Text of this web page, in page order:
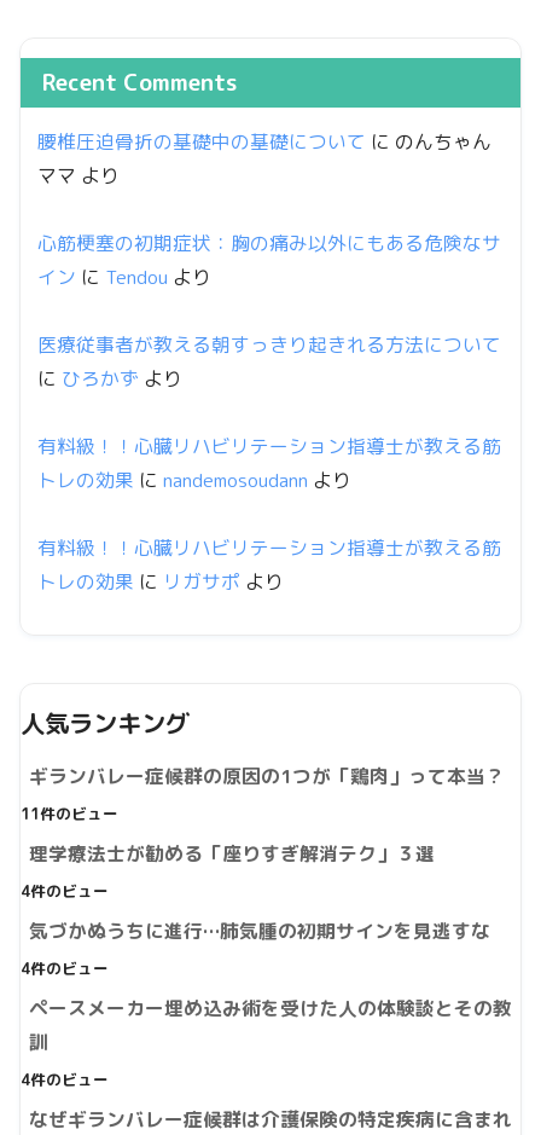
Recent Comments
腰椎圧迫骨折の基礎中の基礎について に のんちゃん
ママ より
心筋梗塞の初期症状：胸の痛み以外にもある危険なサ
イン に Tendou より
医療従事者が教える朝すっきり起きれる方法について
に ひろかず より
有料級！！心臓リハビリテーション指導士が教える筋
トレの効果 に nandemosoudann より
有料級！！心臓リハビリテーション指導士が教える筋
トレの効果 に リガサポ より
人気ランキング
ギランバレー症候群の原因の1つが「鶏肉」って本当？
11件のビュー
理学療法士が勧める「座りすぎ解消テク」３選
4件のビュー
気づかぬうちに進行…肺気腫の初期サインを見逃すな
4件のビュー
ペースメーカー埋め込み術を受けた人の体験談とその教
訓
4件のビュー
なぜギランバレー症候群は介護保険の特定疾病に含まれ